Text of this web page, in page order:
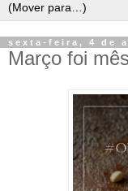
sexta-feira, 4 de
Março foi